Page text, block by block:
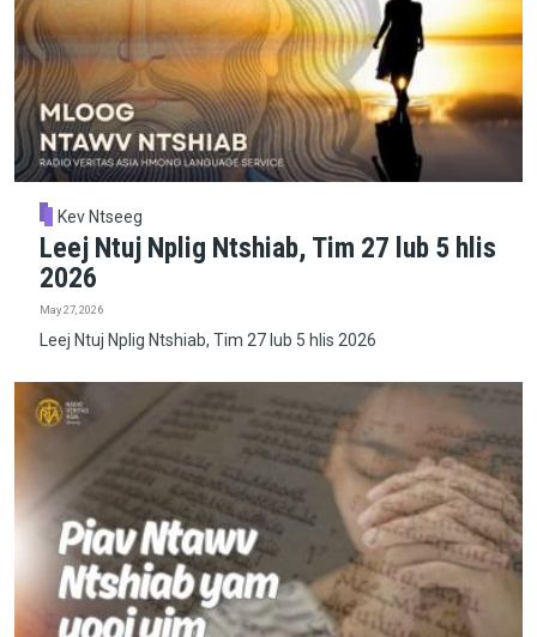
Kev Ntseeg
Leej Ntuj Nplig Ntshiab, Tim 27 lub 5 hlis
2026
May 27, 2026
Leej Ntuj Nplig Ntshiab, Tim 27 lub 5 hlis 2026